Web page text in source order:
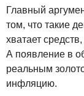
Главный
том, что такие
хватает
А появление в
реальным
инфляцию.